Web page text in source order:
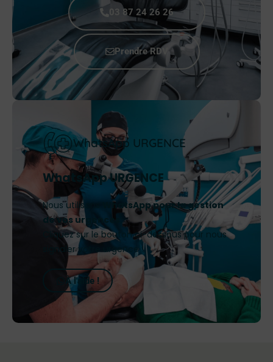
03 87 24 26 26
Prendre RDV
WhatsApp URGENCE
WhatsApp URGENCE
Nous utilisons
WhatsApp pour la gestion
de vos urgences
Cliquez sur le bouton ci-dessous pour nous
signaler votre urgence !
À l'aide !